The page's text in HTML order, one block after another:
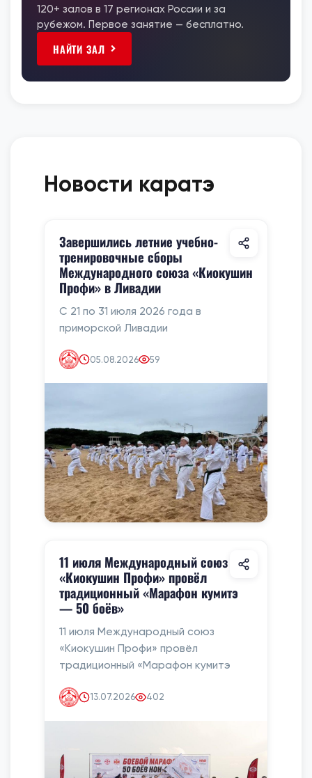
120+ залов в 17 регионах России и за
рубежом. Первое занятие — бесплатно.
НАЙТИ ЗАЛ
Новости каратэ
Завершились летние учебно-
тренировочные сборы
Международного союза «Киокушин
Профи» в Ливадии
С 21 по 31 июля 2026 года в
приморской Ливадии
05.08.2026 59
11 июля Международный союз
«Киокушин Профи» провёл
традиционный «Марафон кумитэ
— 50 боёв»
11 июля Международный союз
«Киокушин Профи» провёл
традиционный «Марафон кумитэ
13.07.2026 402